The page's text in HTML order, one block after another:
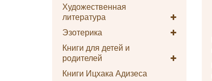
Художественная
литература
Эзотерика
Книги для детей и
родителей
Книги Ицхака Адизеса